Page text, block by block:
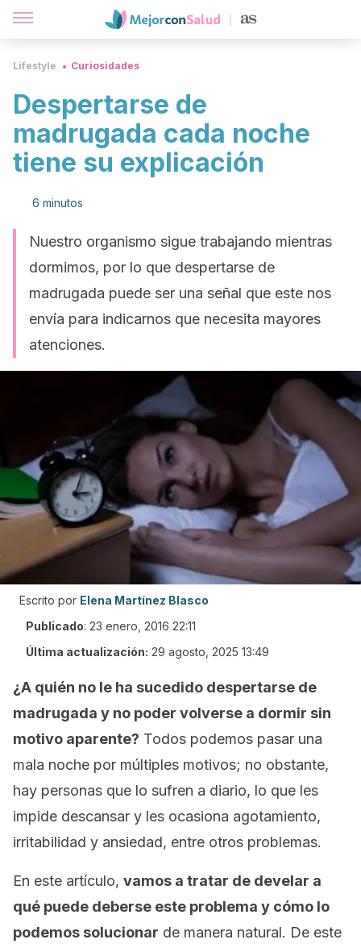
Lifestyle Curiosidades
Despertarse de
madrugada cada noche
tiene su explicación
6 minutos
Nuestro organismo sigue trabajando mientras
dormimos, por lo que despertarse de
madrugada puede ser una señal que este nos
envía para indicarnos que necesita mayores
atenciones.
Escrito por Elena Martínez Blasco
Publicado: 23 enero, 2016 22:11
Última actualización: 29 agosto, 2025 13:49
¿A quién no le ha sucedido despertarse de
madrugada y no poder volverse a dormir sin
motivo aparente? Todos podemos pasar una
mala noche por múltiples motivos; no obstante,
hay personas que lo sufren a diario, lo que les
impide descansar y les ocasiona agotamiento,
irritabilidad y ansiedad, entre otros problemas.
En este artículo, vamos a tratar de develar a
qué puede deberse este problema y cómo lo
podemos solucionar de manera natural. De este